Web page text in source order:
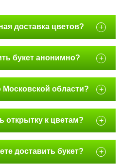
доставка цветов? +
букет анонимно? +
Московской области? +
открытку к цветам? +
доставить букет? +